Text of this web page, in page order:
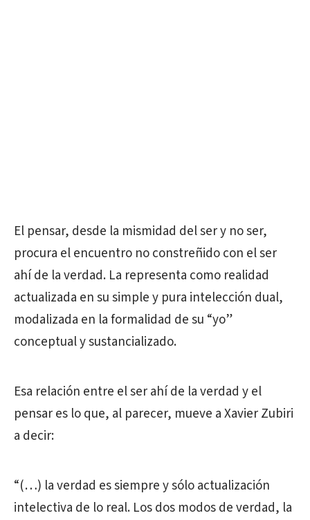
El pensar, desde la mismidad del ser y no ser,
procura el encuentro no constreñido con el ser
ahí de la verdad. La representa como realidad
actualizada en su simple y pura intelección dual,
modalizada en la formalidad de su “yo”
conceptual y sustancializado.
Esa relación entre el ser ahí de la verdad y el
pensar es lo que, al parecer, mueve a Xavier Zubiri
a decir:
“(…) la verdad es siempre y sólo actualización
intelectiva de lo real. Los dos modos de verdad, la